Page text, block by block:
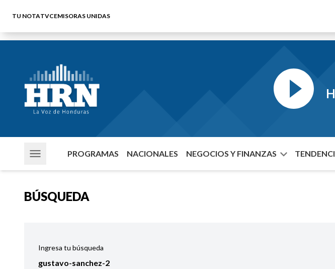
TU NOTATVCEMISORAS UNIDAS
PROGRAMAS NACIONALES NEGOCIOS Y FINANZAS
BÚSQUEDA
Ingresa tu búsqueda